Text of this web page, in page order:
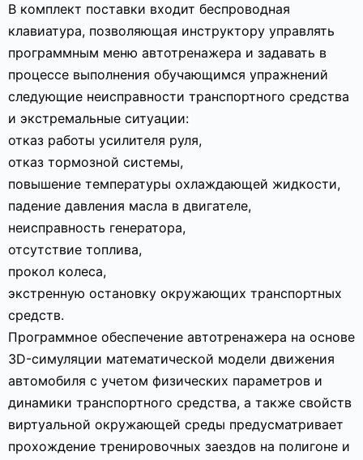
В комплект поставки входит беспроводная
клавиатура, позволяющая инструктору управлять
программным меню автотренажера и задавать в
процессе выполнения обучающимся упражнений
следующие неисправности транспортного средства
и экстремальные ситуации:
отказ работы усилителя руля,
отказ тормозной системы,
повышение температуры охлаждающей жидкости,
падение давления масла в двигателе,
неисправность генератора,
отсутствие топлива,
прокол колеса,
экстренную остановку окружающих транспортных
средств.
Программное обеспечение автотренажера на основе
3D-симуляции математической модели движения
автомобиля с учетом физических параметров и
динамики транспортного средства, а также свойств
виртуальной окружающей среды предусматривает
прохождение тренировочных заездов на полигоне и